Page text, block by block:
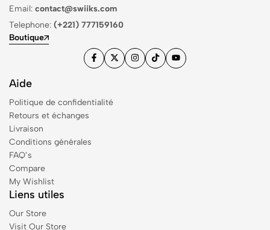
Email: contact@swiiks.com
Telephone: (+221) 777159160
Boutique
Aide
Politique de confidentialité
Retours et échanges
Livraison
Conditions générales
FAQ’s
Compare
My Wishlist
Liens utiles
Our Store
Visit Our Store